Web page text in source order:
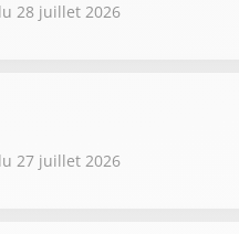
28 juillet 2026
27 juillet 2026